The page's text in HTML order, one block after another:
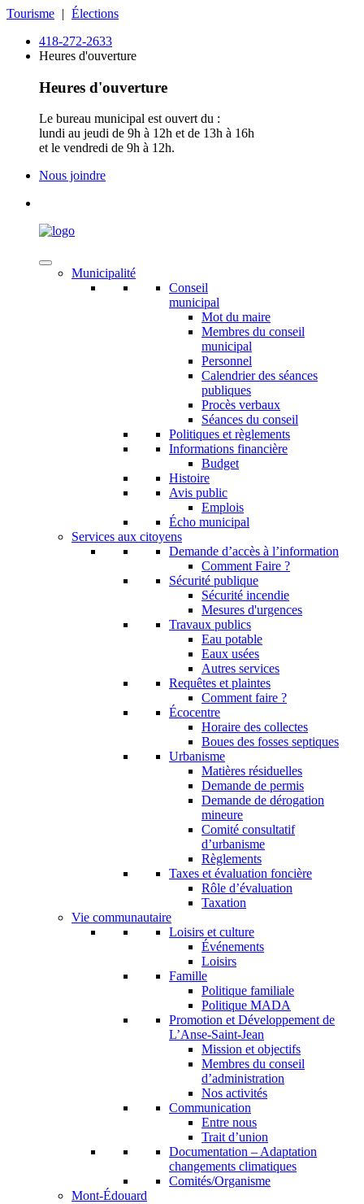
Tourisme | Élections
418-272-2633
Heures d'ouverture
Heures d'ouverture
Le bureau municipal est ouvert du :
lundi au jeudi de 9h à 12h et de 13h à 16h
et le vendredi de 9h à 12h.
Nous joindre
Municipalité
Conseil
municipal
Mot du maire
Membres du conseil
municipal
Personnel
Calendrier des séances
publiques
Procès verbaux
Séances du conseil
Politiques et règlements
Informations financière
Budget
Histoire
Avis public
Emplois
Écho municipal
Services aux citoyens
Demande d’accès à l’information
Comment Faire ?
Sécurité publique
Sécurité incendie
Mesures d'urgences
Travaux publics
Eau potable
Eaux usées
Autres services
Requêtes et plaintes
Comment faire ?
Écocentre
Horaire des collectes
Boues des fosses septiques
Urbanisme
Matières résiduelles
Demande de permis
Demande de dérogation
mineure
Comité consultatif
d’urbanisme
Règlements
Taxes et évaluation foncière
Rôle d’évaluation
Taxation
Vie communautaire
Loisirs et culture
Événements
Loisirs
Famille
Politique familiale
Politique MADA
Promotion et Développement de
L’Anse-Saint-Jean
Mission et objectifs
Membres du conseil
d’administration
Nos activités
Communication
Entre nous
Trait d’union
Documentation – Adaptation
changements climatiques
Comités/Organisme
Mont-Édouard